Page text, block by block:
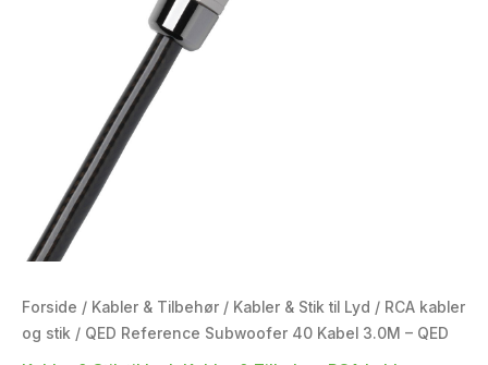
Forside / Kabler & Tilbehør / Kabler & Stik til Lyd / RCA kabler
og stik / QED Reference Subwoofer 40 Kabel 3.0M – QED